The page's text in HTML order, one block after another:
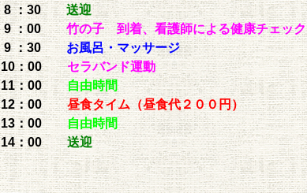
8 ：30送迎
9 ：00竹の子 到着、看護師による健康チェック
9 ：30お風呂・マッサージ
10：00セラバンド運動
11：00自由時間
12：00昼食タイム（昼食代２００円）
13：00自由時間
14：00送迎